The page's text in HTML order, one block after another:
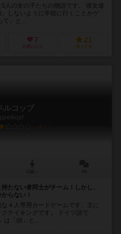
人の女の子たちの物語です。 彼女達
しないように学校に行くことがゲ
て」と...
7
お気に入り
21
持ってる
ルコップ
6.2
たない者同士がチーム！しかし、
らない！
４人専用カードゲームです。主に
テイキングです。 ドイツ語で
は「頭」と...